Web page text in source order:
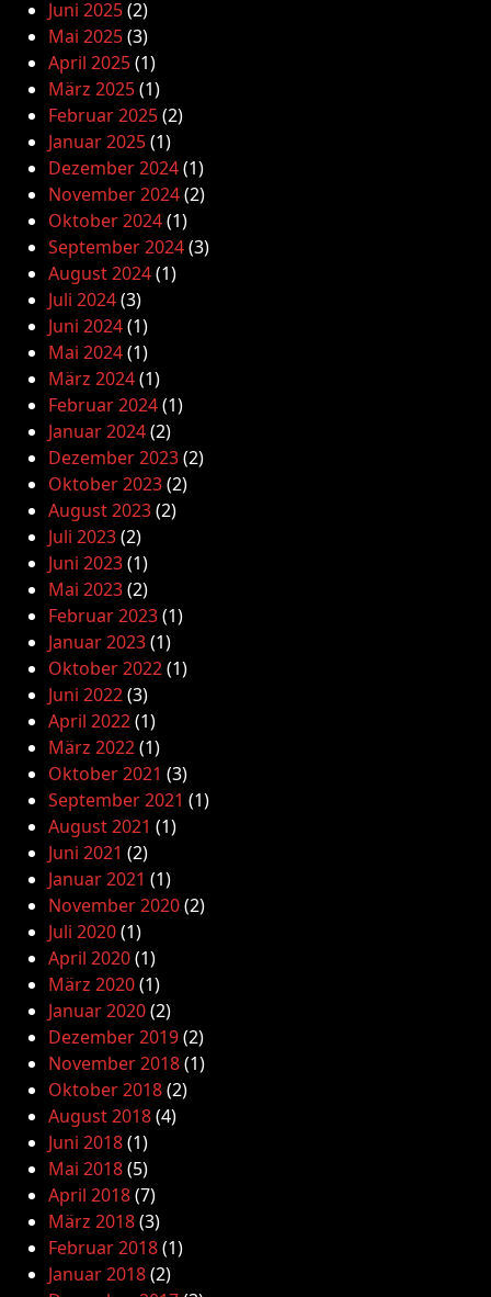
Juni 2025(2)
Mai 2025(3)
April 2025(1)
März 2025(1)
Februar 2025(2)
Januar 2025(1)
Dezember 2024(1)
November 2024(2)
Oktober 2024(1)
September 2024(3)
August 2024(1)
Juli 2024(3)
Juni 2024(1)
Mai 2024(1)
März 2024(1)
Februar 2024(1)
Januar 2024(2)
Dezember 2023(2)
Oktober 2023(2)
August 2023(2)
Juli 2023(2)
Juni 2023(1)
Mai 2023(2)
Februar 2023(1)
Januar 2023(1)
Oktober 2022(1)
Juni 2022(3)
April 2022(1)
März 2022(1)
Oktober 2021 (3)
September 2021 (1)
August 2021 (1)
Juni 2021 (2)
Januar 2021 (1)
November 2020(2)
Juli 2020(1)
April 2020(1)
März 2020(1)
Januar 2020(2)
Dezember 2019(2)
November 2018(1)
Oktober 2018(2)
August 2018(4)
Juni 2018(1)
Mai 2018(5)
April 2018(7)
März 2018(3)
Februar 2018(1)
Januar 2018(2)